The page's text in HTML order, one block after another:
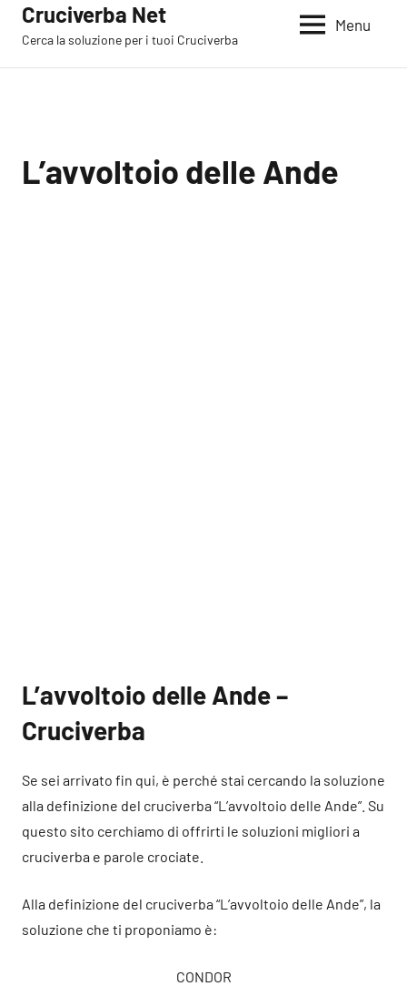
contenuto
Cruciverba Net
Cerca la soluzione per i tuoi Cruciverba
Menu
L’avvoltoio delle Ande
L’avvoltoio delle Ande –
Cruciverba
Se sei arrivato fin qui, è perché stai cercando la soluzione
alla definizione del cruciverba “L’avvoltoio delle Ande”. Su
questo sito cerchiamo di offrirti le soluzioni migliori a
cruciverba e parole crociate.
Alla definizione del cruciverba “L’avvoltoio delle Ande”, la
soluzione che ti proponiamo è:
CONDOR